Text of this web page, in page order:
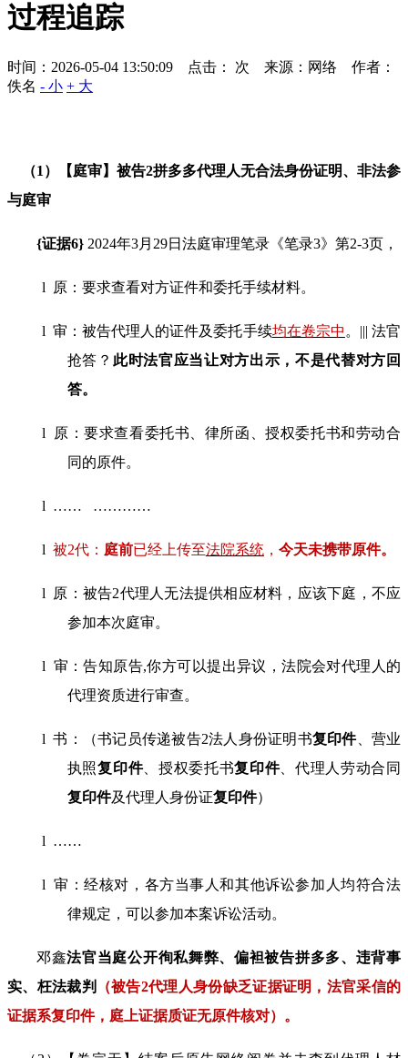
过程追踪
时间：2026-05-04 13:50:09 点击： 次 来源：网络 作者：
佚名 - 小 + 大
（1 ）【庭审】被告2拼多多代理人无合法身份证明、非法参
与庭审
{证据6} 2024年3月 29日法庭审理笔录《笔录3》第2-3页，
l 原：要求查看对方证件和委托手续材料。
l 审 ：被告代理人的证件及委托手续均在卷宗中 。 |||法官
抢答？ 此时法官应当让对方出示，不是代替对方回
答。
l
原：要求查看委托书、律所函、授权委托书和劳动合
同的原件。
l …… …………
l 被2代： 庭前已经上传至法院系统， 今天未携带原件。
l 原：被告2代理人无法提供相应材料，应该下庭，不应
参加本次庭审。
l 审：告知原告,你方可以提出异议，法院会对代理人的
代理资质进行审查。
l 书：（书记员传递被告2法人身份证明书复印件、营业
执照复印件、授权委托书复印件、代理人劳动合同
复印件及代理人身份证复印件）
l ……
l 审：经核对，各方当事人和其他诉讼参加人均符合法
律规定 ，可以参加本案诉讼活动。
邓鑫法官当庭公开徇私舞弊、偏袒被告拼多多、违背事
实、枉法裁判
（被告2代理人身份缺乏证据证明，法官采信的
证据系复印件，庭上证据质证无原件核对）。